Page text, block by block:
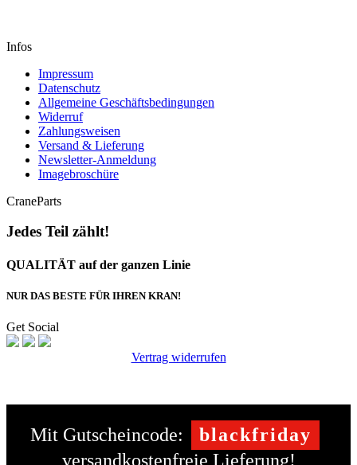
Infos
Impressum
Datenschutz
Allgemeine Geschäftsbedingungen
Widerruf
Zahlungsweisen
Versand & Lieferung
Newsletter-Anmeldung
Imagebroschüre
CraneParts
Jedes Teil zählt!
QUALITÄT auf der ganzen Linie
NUR DAS BESTE FÜR IHREN KRAN!
Get Social
Vertrag widerrufen
Mit Gutscheincode:
blackfriday
versandkostenfreie Lieferung!